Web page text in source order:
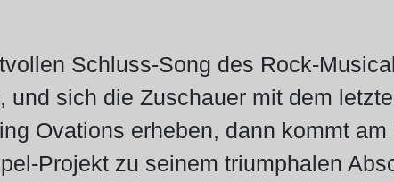
Schluss-Song des Rock-
sich die Zuschauer mit dem
Ovations erheben, dann kommt am
Projekt zu seinem triumphalen